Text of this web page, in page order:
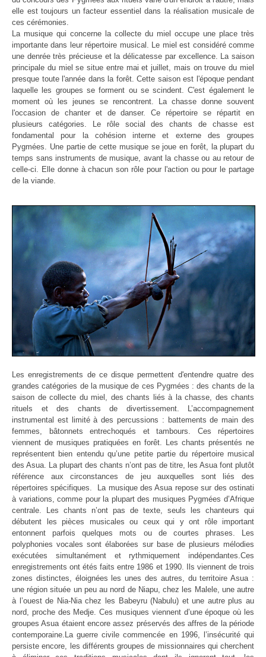
elle est toujours un facteur essentiel dans la réalisation musicale de
ces cérémonies.
La musique qui concerne la collecte du miel occupe une place très
importante dans leur répertoire musical. Le miel est considéré comme
une denrée très précieuse et la délicatesse par excellence. La saison
principale du miel se situe entre mai et juillet, mais on trouve du miel
presque toute l'année dans la forêt. Cette saison est l'époque pendant
laquelle les groupes se forment ou se scindent. C'est également le
moment où les jeunes se rencontrent.
La chasse donne souvent
l'occasion de chanter et de danser. Ce répertoire se répartit en
plusieurs catégories. Le rôle social des chants de chasse est
fondamental pour la cohésion interne et externe des groupes
Pygmées. Une partie de cette musique se joue en forêt, la plupart du
temps sans instruments de musique, avant la chasse ou au retour de
celle-ci. Elle donne à chacun son rôle pour l'action ou pour le partage
de la viande.
Les enregistrements de ce disque permettent d'entendre quatre des
grandes catégories de la musique de ces Pygmées : des chants de la
saison de collecte du miel, des chants liés à la chasse, des chants
rituels et des chants de divertissement. L’accompagnement
instrumental est limité à des percussions : battements de main des
femmes, bâtonnets entrechoqués et tambours. Ces répertoires
viennent de musiques pratiquées en forêt. Les chants présentés ne
représentent bien entendu qu’une petite partie du répertoire musical
des Asua. La plupart des chants n’ont pas de titre, les Asua font plutôt
référence aux circonstances de jeu auxquelles sont liés des
répertoires spécifiques.
La musique des Asua repose sur des ostinati
à variations, comme pour la plupart des musiques Pygmées d’Afrique
centrale. Les chants n’ont pas de texte, seuls les chanteurs qui
débutent les pièces musicales ou ceux qui y ont rôle important
entonnent parfois quelques mots ou de courtes phrases. Les
polyphonies vocales sont élaborées sur base de plusieurs mélodies
exécutées simultanément et rythmiquement indépendantes. Ces
enregistrements ont étés faits entre 1986 et 1990. Ils viennent de trois
zones distinctes, éloignées les unes des autres, du territoire Asua :
une région située un peu au nord de Niapu, chez les Malele, une autre
à l’ouest de Nia-Nia chez les Babeyru (Nabulu) et une autre plus au
nord, proche des Medje. Ces musiques viennent d’une époque où les
groupes Asua étaient encore assez préservés des affres de la période
contemporaine.
La guerre civile commencée en 1996, l’insécurité qui
persiste encore, les différents groupes de missionnaires qui cherchent